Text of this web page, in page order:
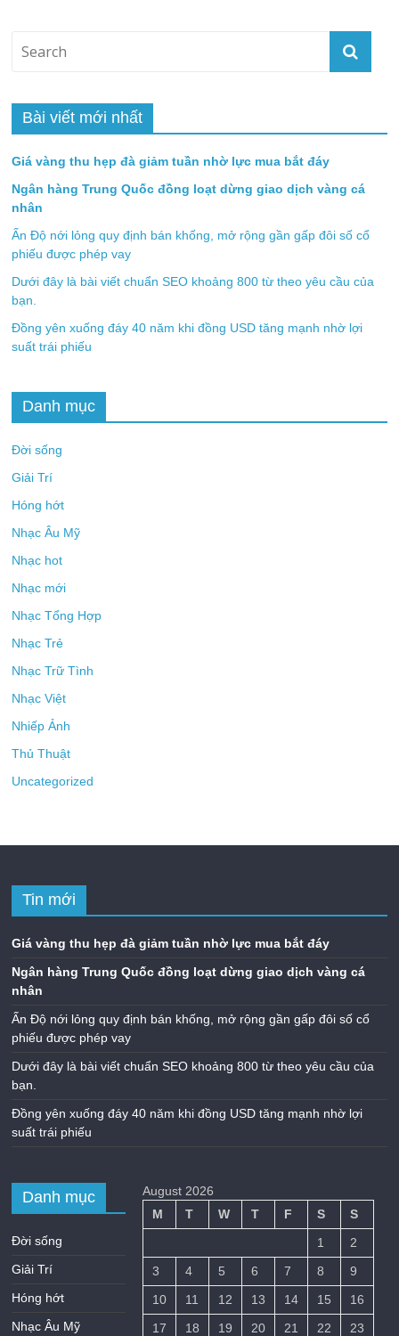
Bài viết mới nhất
Giá vàng thu hẹp đà giảm tuần nhờ lực mua bắt đáy
Ngân hàng Trung Quốc đồng loạt dừng giao dịch vàng cá
nhân
Ấn Độ nới lỏng quy định bán khống, mở rộng gần gấp đôi số cổ
phiếu được phép vay
Dưới đây là bài viết chuẩn SEO khoảng 800 từ theo yêu cầu của
bạn.
Đồng yên xuống đáy 40 năm khi đồng USD tăng mạnh nhờ lợi
suất trái phiếu
Danh mục
Đời sống
Giải Trí
Hóng hớt
Nhạc Âu Mỹ
Nhạc hot
Nhạc mới
Nhạc Tổng Hợp
Nhạc Trẻ
Nhạc Trữ Tình
Nhạc Việt
Nhiếp Ảnh
Thủ Thuật
Uncategorized
Tin mới
Giá vàng thu hẹp đà giảm tuần nhờ lực mua bắt đáy
Ngân hàng Trung Quốc đồng loạt dừng giao dịch vàng cá
nhân
Ấn Độ nới lỏng quy định bán khống, mở rộng gần gấp đôi số cổ
phiếu được phép vay
Dưới đây là bài viết chuẩn SEO khoảng 800 từ theo yêu cầu của
bạn.
Đồng yên xuống đáy 40 năm khi đồng USD tăng mạnh nhờ lợi
suất trái phiếu
Danh mục
Đời sống
Giải Trí
Hóng hớt
Nhạc Âu Mỹ
August 2026
M
T W T F S
S
1
2
3
4 5 6 7 8
9
10
11 12 13 14 15
16
17
18 19 20 21 22 23